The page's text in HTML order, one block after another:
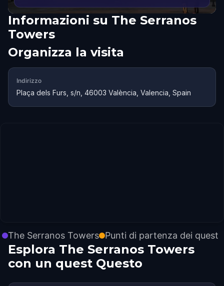
Informazioni su The Serranos
Towers
Organizza la visita
Indirizzo
Plaça dels Furs, s/n, 46003 València, Valencia, Spain
The Serranos Towers Punti di partenza dei quest
Esplora The Serranos Towers
con un quest Questo